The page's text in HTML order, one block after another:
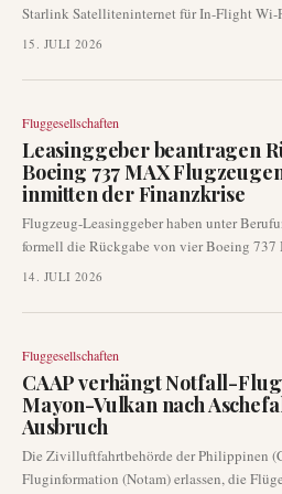
Starlink Satelliteninternet für In-Flight
Der Low-Cost-Carrier plant, die
Schritt positioniert Frontier, um
anzubieten.
15. JULI 2026
Fluggesellschaften
Leasinggeber beantragen
Boeing 737 MAX
inmitten der Finanzkrise
Flugzeug-Leasinggeber haben unter
formell die Rückgabe von vier Boeing 737
beantragt. Diese Maßnahme, an der die
Schwierigkeiten der Fluggesellschaft und
erheblich auf die Flotte und das
14. JULI 2026
Fluggesellschaften
CAAP verhängt Notfall-
Mayon-Vulkan nach
Ausbruch
Die Zivilluftfahrtbehörde der Philippinen
Fluginformation (Notam) erlassen, die